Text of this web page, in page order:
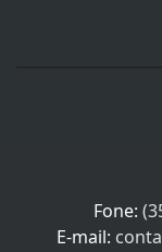
Fone:
E-mail: